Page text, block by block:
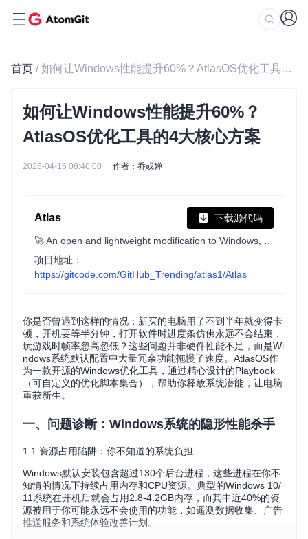
首页 / 如何让Windows性能提升60%？AtlasOS优化工具的4大核心方案
如何让Windows性能提升60%？
AtlasOS优化工具的4大核心方案
2026-04-16 08:40:00 作者：乔或婵
Atlas 下载源代码
项目地址：
https://gitcode.com/GitHub_Trending/atlas1/Atlas
你是否曾遇到这样的情况：新买的电脑用了不到半年就变得卡
顿，开机要等半分钟，打开软件时进度条仿佛永远不会结束，
玩游戏时帧率忽高忽低？这些问题并非硬件性能不足，而是Wi
ndows系统默认配置中大量冗余功能拖慢了速度。AtlasOS作
为一款开源的Windows优化工具，通过精心设计的Playbook
（可自定义的优化脚本集合），帮助你释放系统潜能，让电脑
重获新生。
一、问题诊断：Windows系统的隐形性能杀手
1.1 资源占用陷阱：你不知道的系统负担
Windows默认安装包含超过130个后台进程，这些进程在你不
知情的情况下持续占用内存和CPU资源。典型的Windows 10/
11系统在开机后就会占用2.8-4.2GB内存，而其中近40%的资
源被用于你可能永远不会使用的功能，如遥测数据收集、广告
推送服务和系统体验改善计划。